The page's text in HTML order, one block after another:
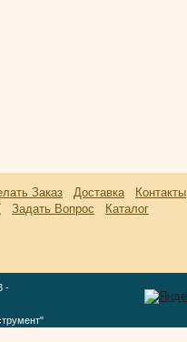
Заказ Доставка Контакты
Задать Вопрос Каталог
-